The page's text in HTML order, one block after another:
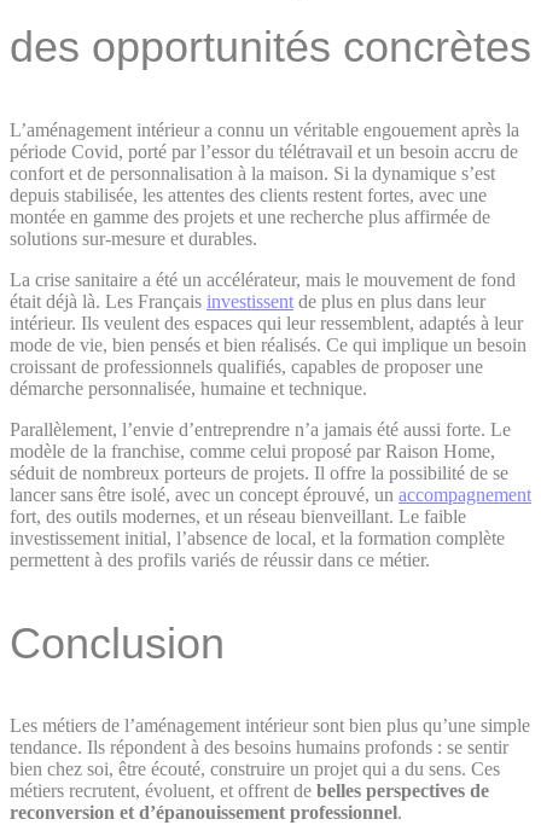
des opportunités concrètes
L’aménagement intérieur a connu un véritable engouement après la
période Covid, porté par l’essor du télétravail et un besoin accru de
confort et de personnalisation à la maison. Si la dynamique s’est
depuis stabilisée, les attentes des clients restent fortes, avec une
montée en gamme des projets et une recherche plus affirmée de
solutions sur-mesure et durables.
La crise sanitaire a été un accélérateur, mais le mouvement de fond
était déjà là. Les Français investissent de plus en plus dans leur
intérieur. Ils veulent des espaces qui leur ressemblent, adaptés à leur
mode de vie, bien pensés et bien réalisés. Ce qui implique un besoin
croissant de professionnels qualifiés, capables de proposer une
démarche personnalisée, humaine et technique.
Parallèlement, l’envie d’entreprendre n’a jamais été aussi forte. Le
modèle de la franchise, comme celui proposé par Raison Home,
séduit de nombreux porteurs de projets. Il offre la possibilité de se
lancer sans être isolé, avec un concept éprouvé, un accompagnement
fort, des outils modernes, et un réseau bienveillant. Le faible
investissement initial, l’absence de local, et la formation complète
permettent à des profils variés de réussir dans ce métier.
Conclusion
Les métiers de l’aménagement intérieur sont bien plus qu’une simple
tendance. Ils répondent à des besoins humains profonds : se sentir
bien chez soi, être écouté, construire un projet qui a du sens. Ces
métiers recrutent, évoluent, et offrent de belles perspectives de
reconversion et d’épanouissement professionnel.